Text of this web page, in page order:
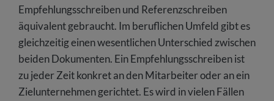
Empfehlungsschreiben und Referenzschreiben
äquivalent gebraucht. Im beruflichen Umfeld gibt es
gleichzeitig einen wesentlichen Unterschied zwischen
beiden Dokumenten. Ein Empfehlungsschreiben ist
zu jeder Zeit konkret an den Mitarbeiter oder an ein
Zielunternehmen gerichtet. Es wird in vielen Fällen